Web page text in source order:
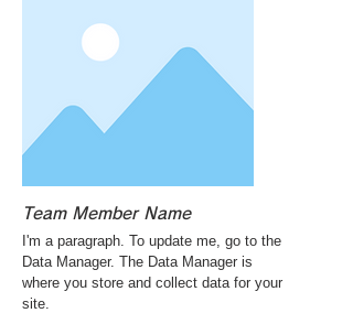
Team Member Name
I'm a paragraph. To update me, go to the
Data Manager. The Data Manager is
where you store and collect data for your
site.